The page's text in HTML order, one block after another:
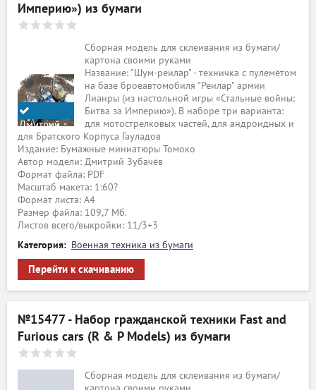
Империю») из бумаги
Дмитрий
Зубачёв
Сборная модель для склеивания из бумаги/
картона своими руками
Название: "Шум-реилар" - техничка с пулемётом
на базе броеавтомобиля "Реилар" армии
Лианры (из настольной игры «Стальные войны:
Битва за Империю»). В наборе три варианта:
для мотострелковых частей, для андроидных и
для Братского Корпуса Гауладов
Издание: Бумажные миниатюры Томоко
Автор модели: Дмитрий Зубачёв
Формат файла: PDF
Масштаб макета: 1:60?
Формат листа: А4
Размер файла: 109,7 Мб.
Листов всего/выкройки: 11/3+3
Категория: Военная техника из бумаги
Перейти к скачиванию
№15477 - Набор гражданской техники Fast and
Furious cars (R & P Models) из бумаги
Сборная модель для склеивания из бумаги/